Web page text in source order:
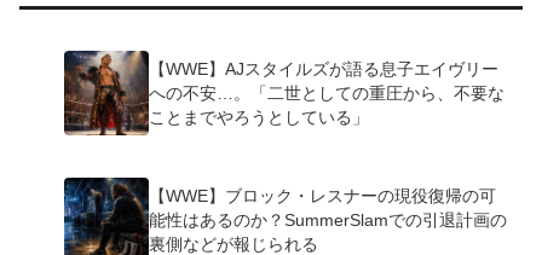
【WWE】AJスタイルズが語る息子エイヴリー
への不安…。「二世としての重圧から、不要な
ことまでやろうとしている」
【WWE】ブロック・レスナーの現役復帰の可
能性はあるのか？SummerSlamでの引退計画の
裏側などが報じられる